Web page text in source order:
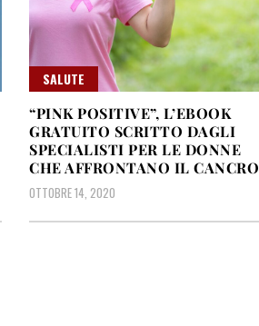
SALUTE
“PINK POSITIVE”, L’EBOOK
GRATUITO SCRITTO DAGLI
SPECIALISTI PER LE DONNE
CHE AFFRONTANO IL CANCRO
OTTOBRE 14, 2020